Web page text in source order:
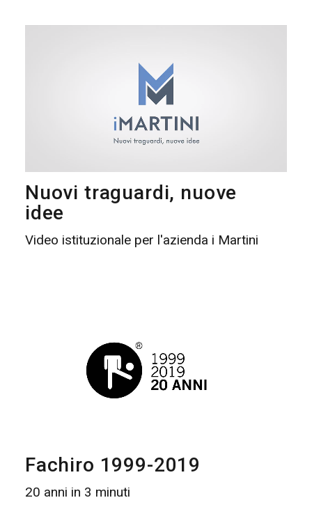
Nuovi traguardi, nuove
idee
Video istituzionale per l'azienda i Martini
Fachiro 1999-2019
20 anni in 3 minuti